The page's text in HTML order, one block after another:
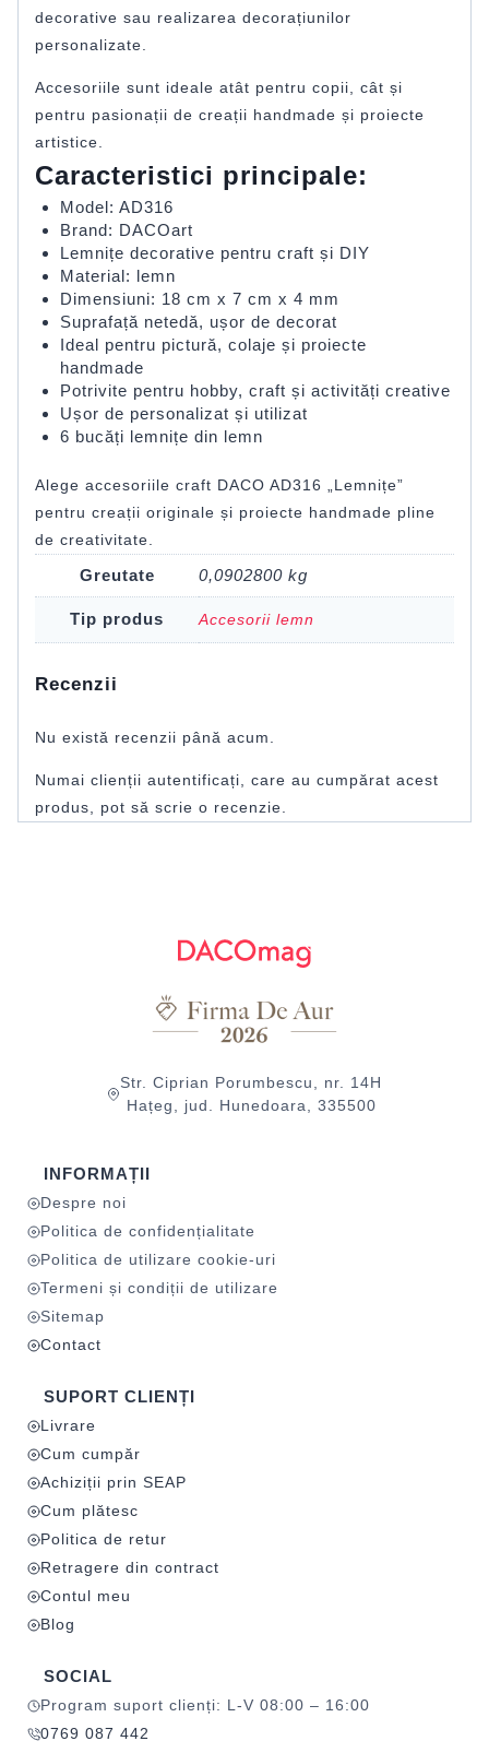
decorative sau realizarea decorațiunilor
personalizate.
Accesoriile sunt ideale atât pentru copii, cât și
pentru pasionații de creații handmade și proiecte
artistice.
Caracteristici principale:
Model: AD316
Brand: DACOart
Lemnițe decorative pentru craft și DIY
Material: lemn
Dimensiuni: 18 cm x 7 cm x 4 mm
Suprafață netedă, ușor de decorat
Ideal pentru pictură, colaje și proiecte
handmade
Potrivite pentru hobby, craft și activități creative
Ușor de personalizat și utilizat
6 bucăți lemnițe din lemn
Alege accesoriile craft DACO AD316 „Lemnițe”
pentru creații originale și proiecte handmade pline
de creativitate.
Greutate 0,0902800 kg
Tip produs Accesorii lemn
Recenzii
Nu există recenzii până acum.
Numai clienții autentificați, care au cumpărat acest
produs, pot să scrie o recenzie.
Str. Ciprian Porumbescu, nr. 14H
Hațeg, jud. Hunedoara, 335500
INFORMAȚII
Despre noi
Politica de confidențialitate
Politica de utilizare cookie-uri
Termeni și condiții de utilizare
Sitemap
Contact
SUPORT CLIENȚI
Livrare
Cum cumpăr
Achiziții prin SEAP
Cum plătesc
Politica de retur
Retragere din contract
Contul meu
Blog
SOCIAL
Program suport clienți: L-V 08:00 – 16:00
0769 087 442